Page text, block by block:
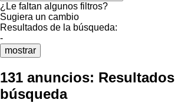
¿Le faltan algunos filtros?
Sugiera un cambio
Resultados de la búsqueda:
-
mostrar
131 anuncios: Resultados
búsqueda